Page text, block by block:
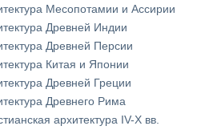
Месопотамии и Ассирии
Древней Индии
Древней Персии
Китая и Японии
Древней Греции
Древнего Рима
архитектура IV-X вв.